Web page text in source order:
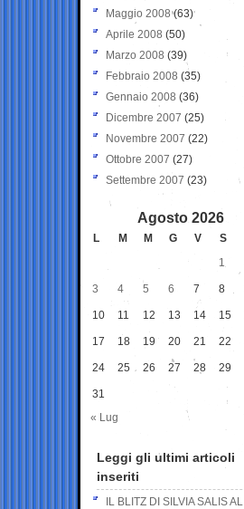
Maggio 2008(63)
Aprile 2008 (50)
Marzo 2008 (39)
Febbraio 2008 (35)
Gennaio 2008 (36)
Dicembre 2007 (25)
Novembre 2007 (22)
Ottobre 2007 (27)
Settembre 2007 (23)
Agosto 2026
L M M G V S
1
3 4 5 6 7 8
10 11 12 13 14 15
17 18 19 20 21 22
24 25 26 27 28 29
31
« Lug
Leggi gli ultimi articoli
inseriti
IL BLITZ DI SILVIA SALIS AL